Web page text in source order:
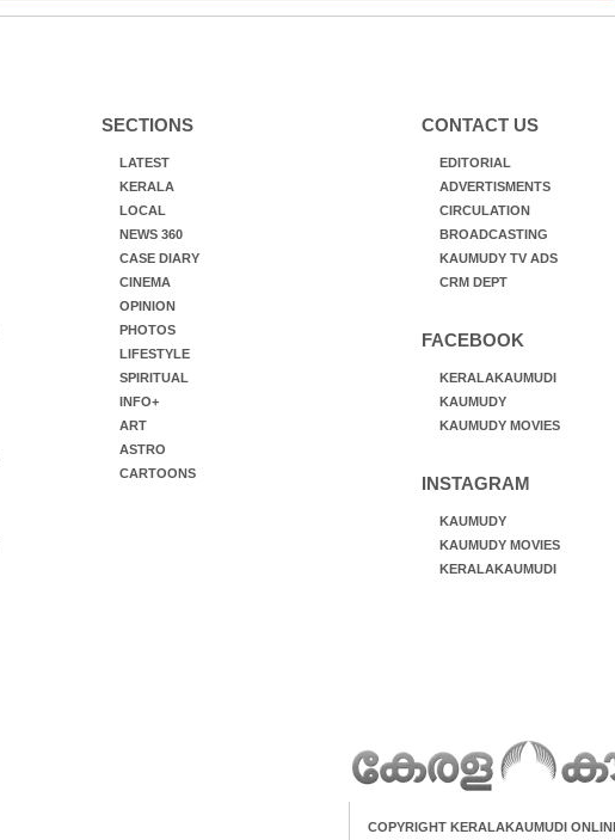
SECTIONS
LATEST
KERALA
LOCAL
NEWS 360
CASE DIARY
CINEMA
OPINION
PHOTOS
LIFESTYLE
SPIRITUAL
INFO+
ART
ASTRO
CARTOONS
CONTACT US
EDITORIAL
ADVERTISMENTS
CIRCULATION
BROADCASTING
KAUMUDY TV ADS
CRM DEPT
FACEBOOK
KERALAKAUMUDI
KAUMUDY
KAUMUDY MOVIES
INSTAGRAM
KAUMUDY
KAUMUDY MOVIES
KERALAKAUMUDI
COPYRIGHT KERALAKAUMUDI